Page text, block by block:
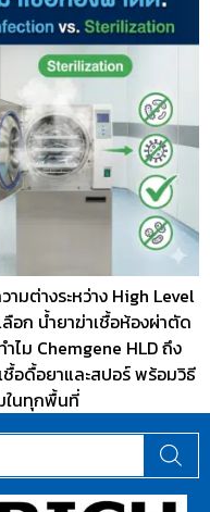
ามต่างระหว่าง High Level
อก น้ำยาฆ่าเชื้อห้องผ่าตัด
ไม Chemgene HLD ถึง
ชื้อดื้อยาและสปอร์ พร้อมวิธี
ในทุกพื้นที่